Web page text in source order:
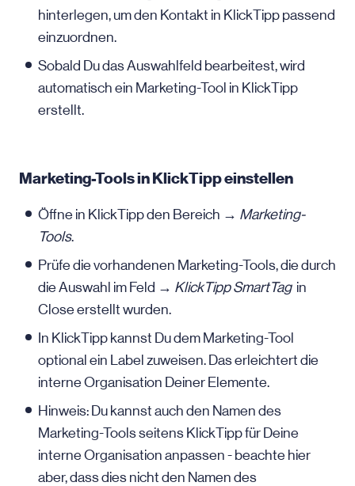
hinterlegen, um den Kontakt in KlickTipp passend
einzuordnen.
Sobald Du das Auswahlfeld bearbeitest, wird
automatisch ein Marketing-Tool in KlickTipp
erstellt.
Marketing-Tools in KlickTipp einstellen
Öffne in KlickTipp den Bereich → Marketing-
Tools.
Prüfe die vorhandenen Marketing-Tools, die durch
die Auswahl im Feld → KlickTipp SmartTag in
Close erstellt wurden.
In KlickTipp kannst Du dem Marketing-Tool
optional ein Label zuweisen. Das erleichtert die
interne Organisation Deiner Elemente.
Hinweis: Du kannst auch den Namen des
Marketing-Tools seitens KlickTipp für Deine
interne Organisation anpassen - beachte hier
aber, dass dies nicht den Namen des